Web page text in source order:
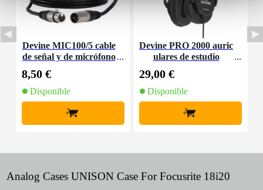
Devine MIC100/5 cable
de señal y de micrófono
8,50 €
Disponible
+
Devine PRO 2000 auric
ulares de estudio
29,00 €
Disponible
+
Analog Cases UNISON Case For Focusrite 18i20